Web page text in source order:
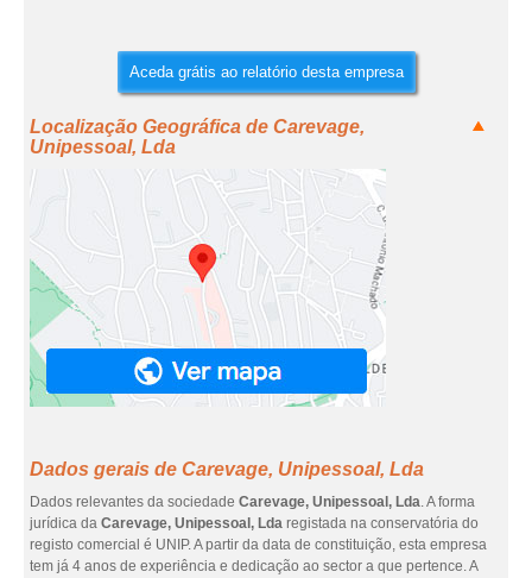
Aceda grátis ao relatório desta empresa
Localização Geográfica de Carevage,
Unipessoal, Lda
Dados gerais de Carevage, Unipessoal, Lda
Dados relevantes da sociedade Carevage, Unipessoal, Lda. A forma
jurídica da Carevage, Unipessoal, Lda registada na conservatória do
registo comercial é UNIP. A partir da data de constituição, esta empresa
tem já 4 anos de experiência e dedicação ao sector a que pertence. A